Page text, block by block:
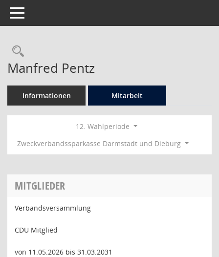
Toggle navigation
Rechercheauswahl
Manfred Pentz
Informationen Mitarbeit
12. Wahlperiode
Zweckverbandssparkasse Darmstadt und Dieburg
MITGLIEDER
Verbandsversammlung
CDU Mitglied
von 11.05.2026 bis 31.03.2031